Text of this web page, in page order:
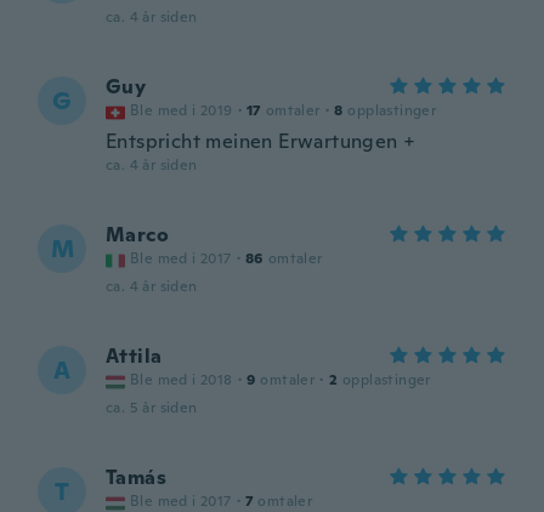
ca. 4 år siden
G Guy
Ble med i 2019 · 17 omtaler · 8 opplastinger
Entspricht meinen Erwartungen +
ca. 4 år siden
M Marco
Ble med i 2017 · 86 omtaler
ca. 4 år siden
A Attila
Ble med i 2018 · 9 omtaler · 2 opplastinger
ca. 5 år siden
T Tamás
Ble med i 2017 · 7 omtaler